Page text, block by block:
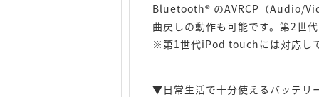
Bluetooth® のAVRCP（Audio/
曲戻しの動作も可能です。第2世
※第1世代iPod touchには対応し
▼日常生活で十分使えるバッテリ